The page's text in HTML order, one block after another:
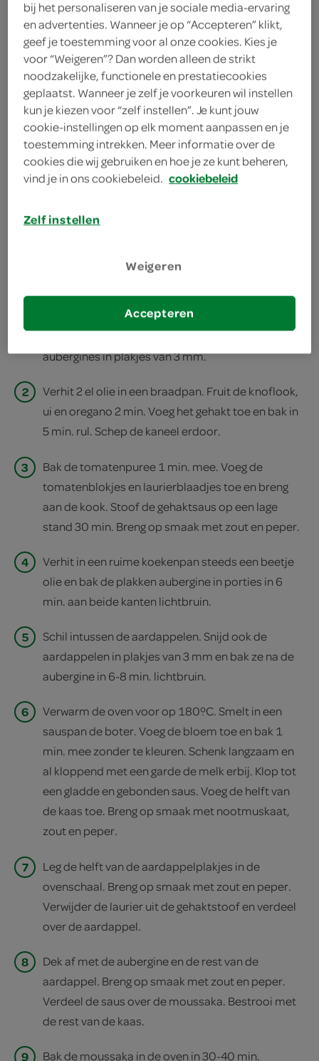
300 gram rundergehakt
2 theelepels gedroogde oregano
8 eetlepels olijfolie
2 aubergines
1 ui
kies je winkel
benodigdheden
ovenschaal
bereiden
deel op twitter
1
Hak de knoflook fijn. Snipper de ui. Snijd de
aubergines in plakjes van 3 mm.
2
Verhit 2 el olie in een braadpan. Fruit de knoflook,
ui en oregano 2 min. Voeg het gehakt toe en bak in
5 min. rul. Schep de kaneel erdoor.
3
Bak de tomatenpuree 1 min. mee. Voeg de
tomatenblokjes en laurierblaadjes toe en breng
aan de kook. Stoof de gehaktsaus op een lage
stand 30 min. Breng op smaak met zout en peper.
4
Verhit in een ruime koekenpan steeds een beetje
olie en bak de plakken aubergine in porties in 6
min. aan beide kanten lichtbruin.
5
Schil intussen de aardappelen. Snijd ook de
aardappelen in plakjes van 3 mm en bak ze na de
aubergine in 6-8 min. lichtbruin.
6
Verwarm de oven voor op 180ºC. Smelt in een
sauspan de boter. Voeg de bloem toe en bak 1
min. mee zonder te kleuren. Schenk langzaam en
al kloppend met een garde de melk erbij. Klop tot
een gladde en gebonden saus. Voeg de helft van
de kaas toe. Breng op smaak met nootmuskaat,
zout en peper.
7
Leg de helft van de aardappelplakjes in de
ovenschaal. Breng op smaak met zout en peper.
Verwijder de laurier uit de gehaktstoof en verdeel
over de aardappel.
8
Dek af met de aubergine en de rest van de
aardappel. Breng op smaak met zout en peper.
Verdeel de saus over de moussaka. Bestrooi met
de rest van de kaas.
9 Bak de moussaka in de oven in 30-40 min.
bij het personaliseren van je sociale media-ervaring
en advertenties. Wanneer je op “Accepteren” klikt,
geef je toestemming voor al onze cookies. Kies je
voor “Weigeren”? Dan worden alleen de strikt
noodzakelijke, functionele en prestatiecookies
geplaatst. Wanneer je zelf je voorkeuren wil instellen
kun je kiezen voor “zelf instellen”. Je kunt jouw
cookie-instellingen op elk moment aanpassen en je
toestemming intrekken. Meer informatie over de
cookies die wij gebruiken en hoe je ze kunt beheren,
vind je in ons cookiebeleid. cookiebeleid
Zelf instellen
Weigeren
Accepteren